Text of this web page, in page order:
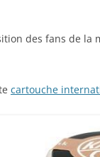
COLORVERSE
des fans de la
cartouche